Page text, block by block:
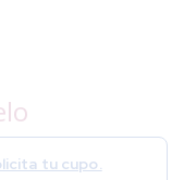
tu cupo.